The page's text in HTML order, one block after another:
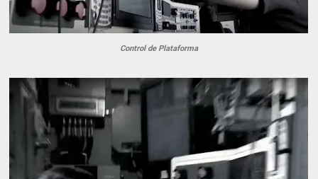
Control de Plataforma